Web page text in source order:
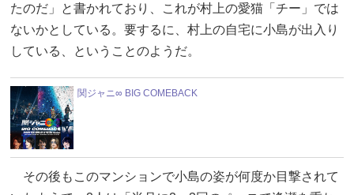
たのだ」と書かれており、これが村上の愛猫「チー」では
ないかとしている。要するに、村上の自宅に小島が出入り
している、ということのようだ。
関ジャニ∞ BIG COMEBACK
その後もこのマンションで小島の姿が何度か目撃されて